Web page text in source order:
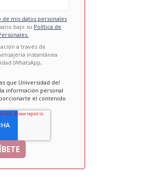
mis datos personales
bajo su Política de
a través de
instantánea
(WhatsApp,
que Universidad del
información personal
el contenido